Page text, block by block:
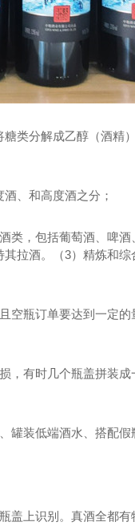
郑州名酒回收
类分解成乙醇（酒精
、和高度酒之分；
类，包括葡萄酒、啤
拉酒。（3）精炼和综
空瓶订单要达到一定
，有时几个瓶盖拼装
装低端酒水、搭配假
上识别。真酒全都有